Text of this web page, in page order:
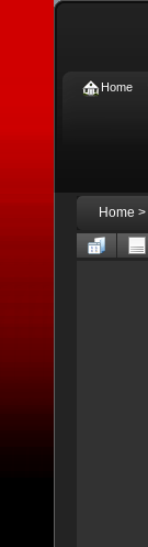
Home
Home >